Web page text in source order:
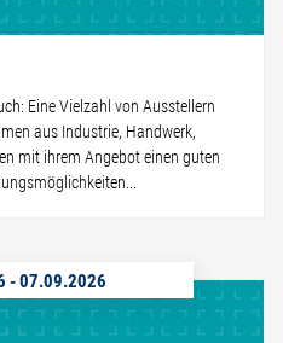
Eine Vielzahl von Ausstellern
aus Industrie, Handwerk,
mit ihrem Angebot einen guten
-07.09.2026